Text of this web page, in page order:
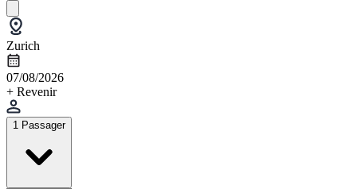
Zurich
07/08/2026
+ Revenir
1 Passager